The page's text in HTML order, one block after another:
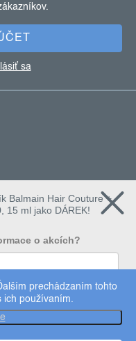
prechádzaním tohto
ich používaním.
sa
práva vyhradené.
cookies
Balmain Hair Couture +
15 ml jako DÁREK!
o akcích?